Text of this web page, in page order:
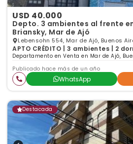
USD 40.000
Depto. 3 ambientes al frente
Briansky, Mar de Ajó
Lebensohn 554, Mar de Ajó, Buenos
APTO CRÉDITO | 3 ambientes | 2
Departamento en Venta en Mar de Ajó,
Publicado hace más de un año
WhatsApp
Destacada